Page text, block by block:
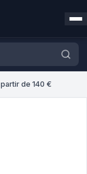
de 140 €